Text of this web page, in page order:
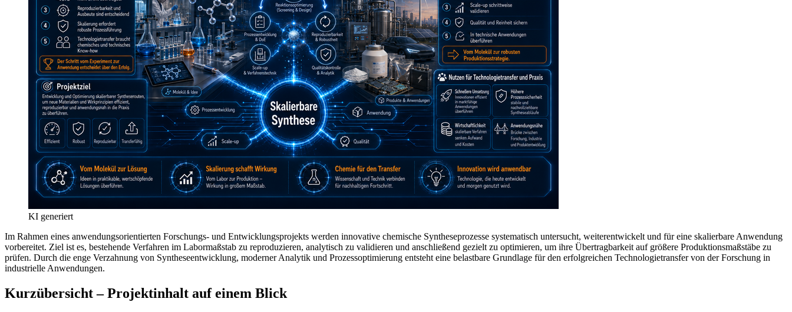
KI generiert
Im Rahmen eines anwendungsorientierten Forschungs- und Entwicklungsprojekts werden innovative chemische Syntheseprozesse systematisch untersucht, weiterentwickelt und für eine skalierbare Anwendung
vorbereitet. Ziel ist es, bestehende Verfahren im Labormaßstab zu reproduzieren, analytisch zu validieren und anschließend gezielt zu optimieren, um ihre Übertragbarkeit auf größere Produktionsmaßstäbe zu
prüfen. Durch die enge Verzahnung von Syntheseentwicklung, moderner Analytik und Prozessoptimierung entsteht eine belastbare Grundlage für den erfolgreichen Technologietransfer von der Forschung in
industrielle Anwendungen.
Kurzübersicht – Projektinhalt auf einem Blick